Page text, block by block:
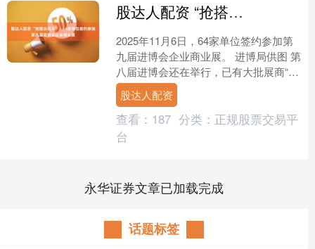
股达人配资 “抢搭头班车”，64家单位签约参加第九届进博会企业商业展
2025年11月6日，64家单位签约参加第
九届进博会企业商业展。 进博局供图 第
八届进博会还在举行，已有大批展商“提
前抢搭第九届头班车”。 澎湃新闻记者
11月7....
股达人配资
查看： 187 分类： 正规股票交易平
台
永华证券文章已加载完成
话题标签